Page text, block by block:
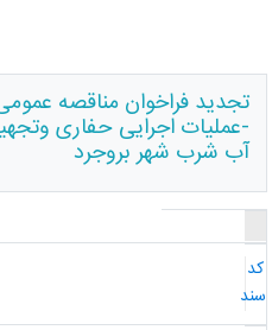
تجدید فراخوان مناقصه
آب شرب شهر بروجرد